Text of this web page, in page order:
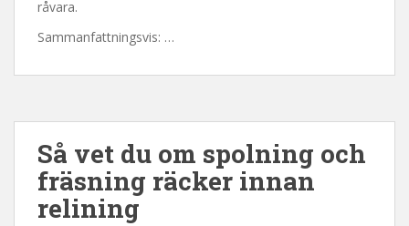
råvara.
Sammanfattningsvis: …
Så vet du om spolning och
fräsning räcker innan
relining